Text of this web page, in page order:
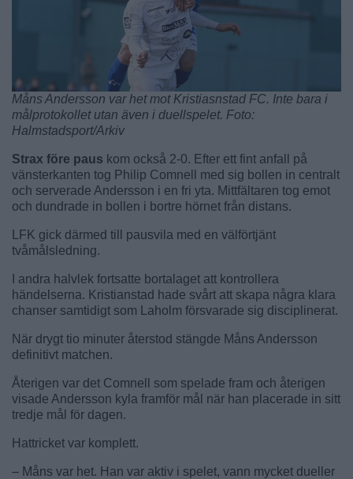
Måns Andersson var het mot Kristiasnstad FC. Inte bara i
målprotokollet utan även i duellspelet. Foto:
Halmstadsport/Arkiv
Strax före paus kom också 2-0. Efter ett fint anfall på
vänsterkanten tog Philip Comnell med sig bollen in centralt
och serverade Andersson i en fri yta. Mittfältaren tog emot
och dundrade in bollen i bortre hörnet från distans.
LFK gick därmed till pausvila med en välförtjänt
tvåmålsledning.
I andra halvlek fortsatte bortalaget att kontrollera
händelserna. Kristianstad hade svårt att skapa några klara
chanser samtidigt som Laholm försvarade sig disciplinerat.
När drygt tio minuter återstod stängde Måns Andersson
definitivt matchen.
Återigen var det Comnell som spelade fram och återigen
visade Andersson kyla framför mål när han placerade in sitt
tredje mål för dagen.
Hattricket var komplett.
– Måns var het. Han var aktiv i spelet, vann mycket dueller